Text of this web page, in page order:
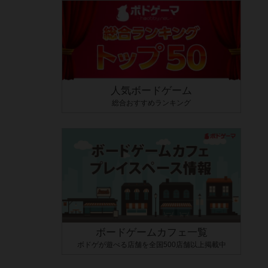
人気ボードゲーム
総合おすすめランキング
ボードゲームカフェ一覧
ボドゲが遊べる店舗を全国500店舗以上掲載中